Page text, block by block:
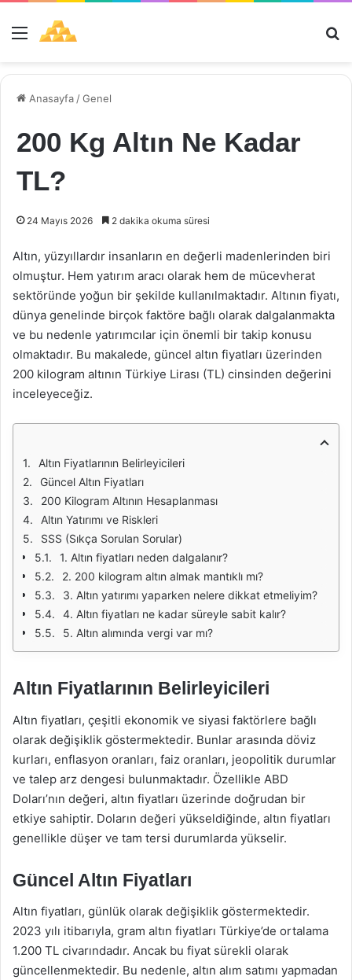
Menü
Anasayfa /Genel
200 Kg Altın Ne Kadar
TL?
24 Mayıs 2026 2 dakika okuma süresi
Altın, yüzyıllardır insanların en değerli madenlerinden biri
olmuştur. Hem yatırım aracı olarak hem de mücevherat
sektöründe yoğun bir şekilde kullanılmaktadır. Altının fiyatı,
dünya genelinde birçok faktöre bağlı olarak dalgalanmakta
ve bu nedenle yatırımcılar için önemli bir takip konusu
olmaktadır. Bu makalede, güncel altın fiyatları üzerinden
200 kilogram altının Türkiye Lirası (TL) cinsinden değerini
inceleyeceğiz.
Altın Fiyatlarının Belirleyicileri
Güncel Altın Fiyatları
200 Kilogram Altının Hesaplanması
Altın Yatırımı ve Riskleri
SSS (Sıkça Sorulan Sorular)
1. Altın fiyatları neden dalgalanır?
2. 200 kilogram altın almak mantıklı mı?
3. Altın yatırımı yaparken nelere dikkat etmeliyim?
4. Altın fiyatları ne kadar süreyle sabit kalır?
5. Altın alımında vergi var mı?
Altın Fiyatlarının Belirleyicileri
Altın fiyatları, çeşitli ekonomik ve siyasi faktörlere bağlı
olarak değişiklik göstermektedir. Bunlar arasında döviz
kurları, enflasyon oranları, faiz oranları, jeopolitik durumlar
ve talep arz dengesi bulunmaktadır. Özellikle ABD
Doları’nın değeri, altın fiyatları üzerinde doğrudan bir
etkiye sahiptir. Doların değeri yükseldiğinde, altın fiyatları
genellikle düşer ve tam tersi durumlarda yükselir.
Güncel Altın Fiyatları
Altın fiyatları, günlük olarak değişiklik göstermektedir.
2023 yılı itibarıyla, gram altın fiyatları Türkiye’de ortalama
1.200 TL civarındadır. Ancak bu fiyat sürekli olarak
güncellenmektedir. Bu nedenle, altın alım satımı yapmadan